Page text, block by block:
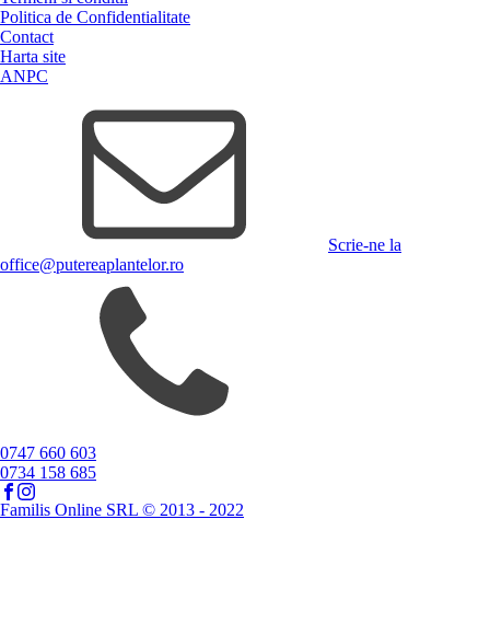
Politica de Confidentialitate
Contact
Harta site
ANPC
Scrie-ne la
office@putereaplantelor.ro
0747 660 603
0734 158 685
Familis Online SRL © 2013 - 2022